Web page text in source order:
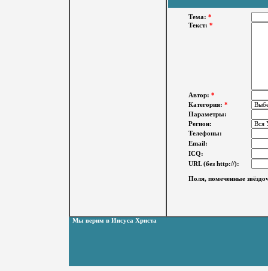
Тема: *
Текст: *
Автор: *
Категория: *
Параметры:
Регион:
Телефоны:
Email:
ICQ:
URL (без http://):
Поля, помеченные
Мы верим в Иисуса Христа